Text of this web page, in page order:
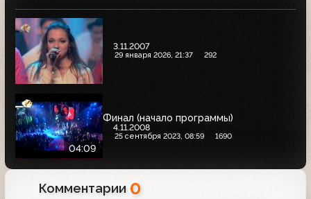
3.11.2007
29 января 2026, 21:37 292
04:09
Финал (начало программы)
4.11.2008
25 сентября 2023, 08:59 1690
Комментарии 0